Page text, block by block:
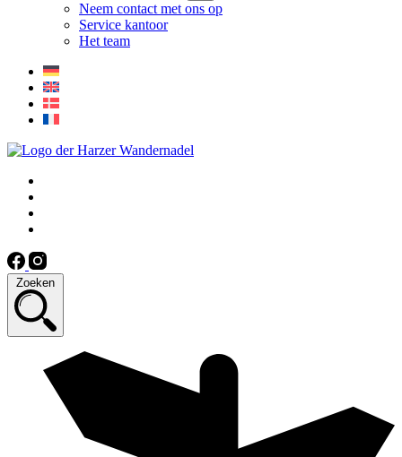
Neem contact met ons op
Service kantoor
Het team
Zoeken